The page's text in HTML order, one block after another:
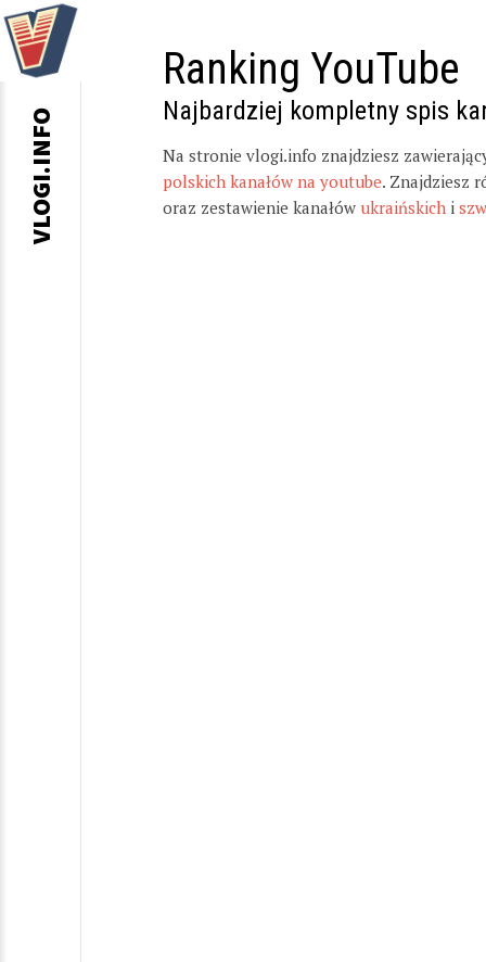
Ranking YouTube
Najbardziej kompletny spis
Na stronie vlogi.info znajdziesz
polskich kanałów na youtube. Znajdziesz
oraz zestawienie kanałów ukraińskich i
VLOGI.INFO